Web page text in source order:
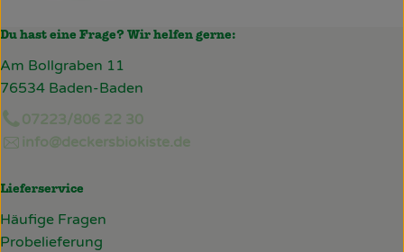
Du hast eine Frage? Wir helfen gerne:
Am Bollgraben 11
76534 Baden-Baden
07223/806 22 30
info@deckersbiokiste.de
Lieferservice
Häufige Fragen
Probelieferung